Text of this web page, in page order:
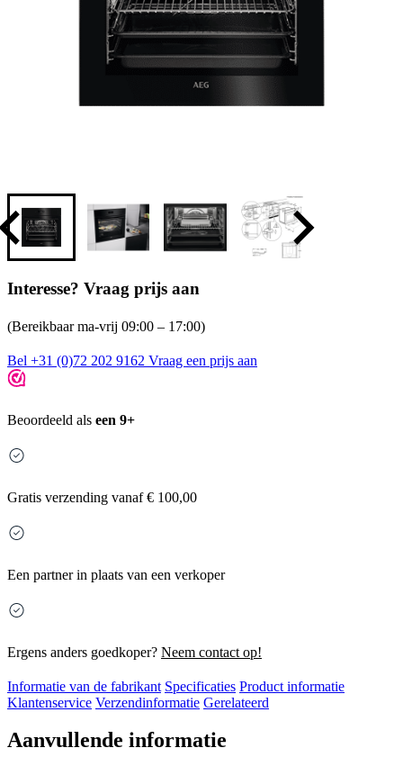
Interesse? Vraag prijs aan
(Bereikbaar ma-vrij 09:00 – 17:00)
Bel +31 (0)72 202 9162 Vraag een prijs aan
Beoordeeld als een 9+
Gratis verzending vanaf € 100,00
Een partner in plaats van een verkoper
Ergens anders goedkoper? Neem contact op!
Informatie van de fabrikant Specificaties Product informatie
Klantenservice Verzendinformatie Gerelateerd
Aanvullende informatie